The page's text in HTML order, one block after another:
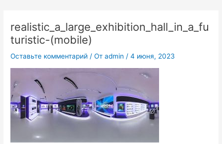
содержимому
realistic_a_large_exhibition_hall_in_a_fu
turistic-(mobile)
Оставьте комментарий / Отadmin /4 июня, 2023